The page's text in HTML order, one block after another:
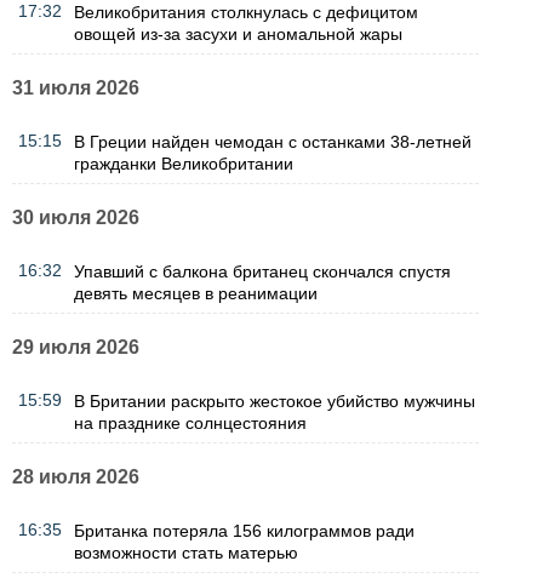
17:32
Великобритания столкнулась с дефицитом
овощей из-за засухи и аномальной жары
31 июля 2026
15:15
В Греции найден чемодан с останками 38-летней
гражданки Великобритании
30 июля 2026
16:32
Упавший с балкона британец скончался спустя
девять месяцев в реанимации
29 июля 2026
15:59
В Британии раскрыто жестокое убийство мужчины
на празднике солнцестояния
28 июля 2026
16:35
Британка потеряла 156 килограммов ради
возможности стать матерью